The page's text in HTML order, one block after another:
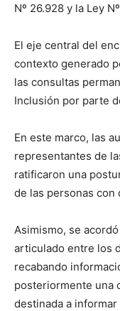
Nº 26.928 y la Ley
El eje central del
contexto generado
las consultas
Inclusión por parte
En este marco, las
representantes de
ratificaron una
de las personas con
Asimismo, se
articulado entre los
recabando
posteriormente una
destinada a